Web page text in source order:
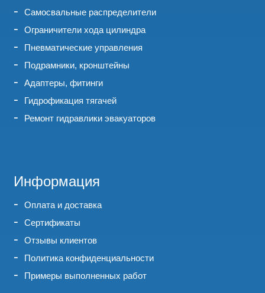
Самосвальные распределители
Ограничители хода цилиндра
Пневматические управления
Подрамники, кронштейны
Адаптеры, фитинги
Гидрофикация тягачей
Ремонт гидравлики эвакуаторов
Информация
Оплата и доставка
Сертификаты
Отзывы клиентов
Политика конфиденциальности
Примеры выполненных работ